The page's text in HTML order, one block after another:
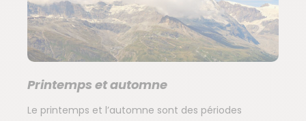
Printemps et automne
Le printemps et l’automne sont des périodes